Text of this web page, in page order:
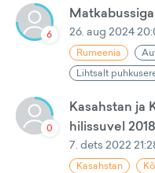
6 26. aug 2024
Rumeenia
Lihtsalt
0
Kasahstan ja
hilissuvel
7. dets 2022
Kasahstan